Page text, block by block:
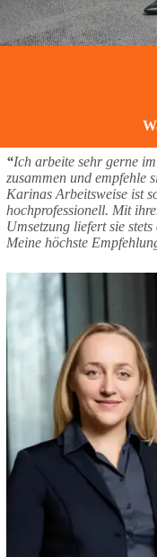
“Ich arbeite sehr gerne
zusammen und empfehle
Karinas Arbeitsweise ist
hochprofessionell. Mit
Umsetzung liefert sie
Meine höchste